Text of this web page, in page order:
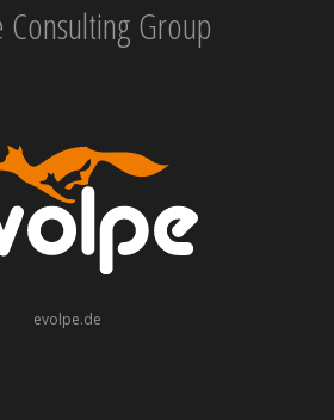
Group
evolpe.de